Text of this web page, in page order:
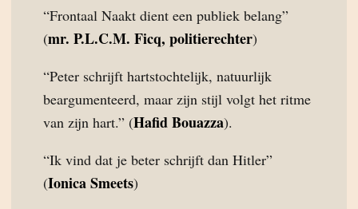
“Frontaal Naakt dient een publiek belang”
(mr. P.L.C.M. Ficq, politierechter)
“Peter schrijft hartstochtelijk, natuurlijk
beargumenteerd, maar zijn stijl volgt het ritme
van zijn hart.” (Hafid Bouazza).
“Ik vind dat je beter schrijft dan Hitler”
(Ionica Smeets)